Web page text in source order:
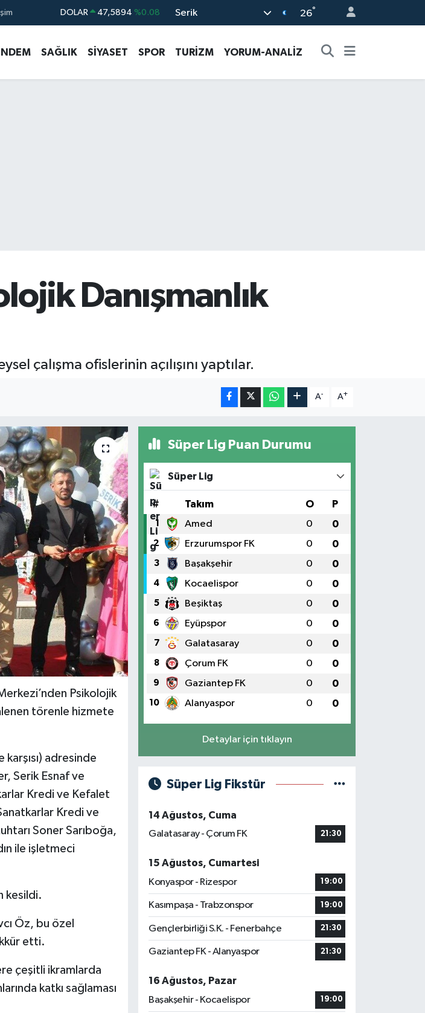
DOLAR 47,5894 %0.08
STERLİN 64,1581 %0.16
GRAM ALTIN 6527.85 %0.54
Serik 26°
SAĞLIK SİYASET SPOR TURİZM YORUM-ANALİZ
Danışmanlık
çalışma ofislerinin açılışını yaptılar.
A- A+
Psikolojik
törenle hizmete
adresinde
Serik Esnaf ve
Kredi ve Kefalet
Kredi ve
Soner Sarıboğa,
ile işletmeci
kesildi.
Öz, bu özel
etti.
çeşitli ikramlarda
katkı sağlaması
Süper Lig Puan Durumu
Süper Lig
# Takım O P
1 Amed 0 0
2 Erzurumspor FK 0 0
3 Başakşehir 0 0
4 Kocaelispor 0 0
5 Beşiktaş 0 0
6 Eyüpspor 0 0
7 Galatasaray 0 0
8 Çorum FK 0 0
9 Gaziantep FK 0 0
10 Alanyaspor 0 0
Detaylar için tıklayın
Süper Lig Fikstür
14 Ağustos, Cuma
Galatasaray - Çorum FK
21:30
15 Ağustos, Cumartesi
Konyaspor - Rizespor
19:00
Kasımpaşa - Trabzonspor 19:00
Gençlerbirliği S.K. - Fenerbahçe 21:30
Gaziantep FK - Alanyaspor 21:30
16 Ağustos, Pazar
Başakşehir - Kocaelispor
19:00